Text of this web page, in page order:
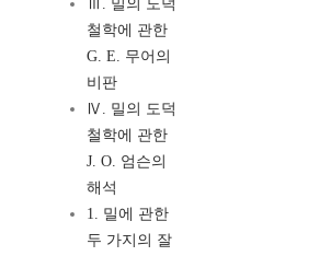
Ⅲ. 밀의 도덕
철학에 관한
G. E. 무어의
비판
Ⅳ. 밀의 도덕
철학에 관한
J. O. 엄슨의
해석
1. 밀에 관한
두 가지의 잘